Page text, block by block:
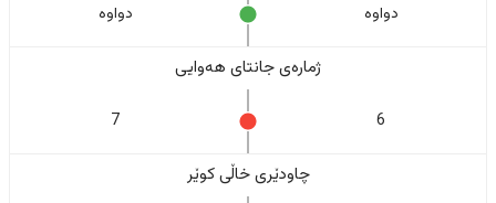
دواوە دواوە
ژمارەی جانتای هەوایی
6
7
چاودێری خاڵی کوێر